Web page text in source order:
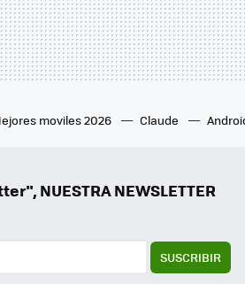
moviles 2026 Claude
NUESTRA NEWSLETTER
SUSCRIBIR